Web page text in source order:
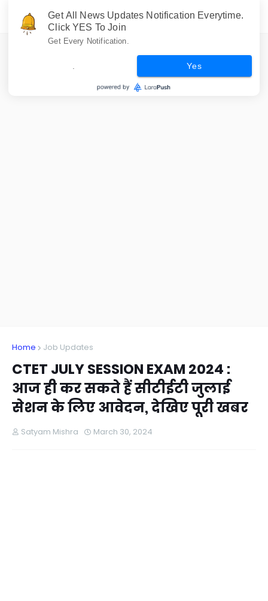
Home Job Updates
CTET JULY SESSION EXAM 2024 :
आज ही कर सकते हैं सीटीईटी जुलाई
सेशन के लिए आवेदन, देखिए पूरी खबर
Satyam Mishra March 30, 2024
Get All News Updates Notification Everytime.
Click YES To Join
Get Every Notification.
Yes